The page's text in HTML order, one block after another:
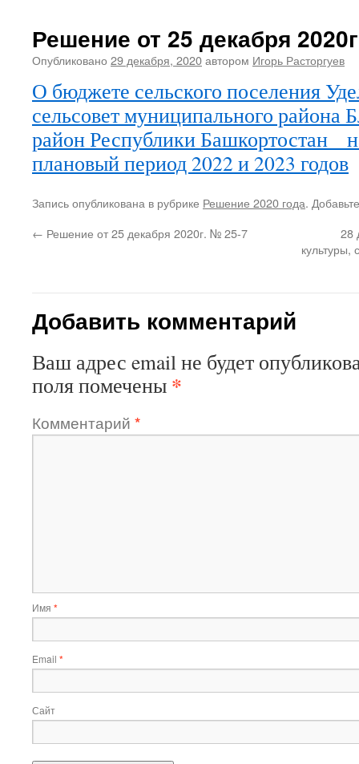
Решение от 25 декабря
Опубликовано 29 декабря, 2020автором Игорь Расторгуев
О бюджете сельского поселения
сельсовет муниципального района
район Республики Башкортостан
плановый период 2022 и 2023 годов
Запись опубликована в рубрике Решение 2020 года.
← Решение от 25 декабря 2020г. № 25-7
28
культуры,
Добавить комментарий
Ваш адрес email не будет
поля помечены *
Комментарий *
Имя *
Email *
Сайт